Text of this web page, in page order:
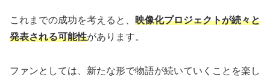
これまでの成功を考えると、 映像化プロジェクトが続々と
発表される可能性があります。
ファンとしては、新たな形で物語が続いていくことを楽し